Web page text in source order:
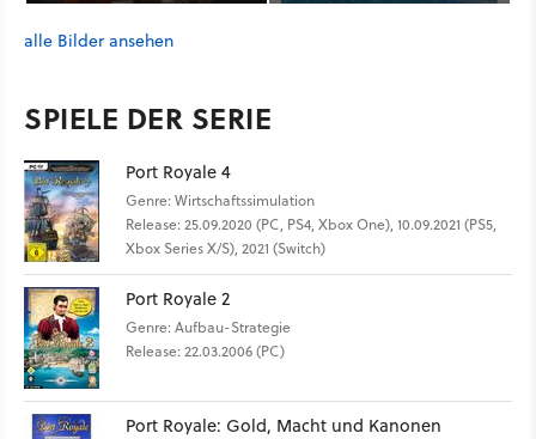
alle Bilder ansehen
SPIELE DER SERIE
Port Royale 4
Genre: Wirtschaftssimulation
Release: 25.09.2020 (PC, PS4, Xbox One), 10.09.2021 (PS5,
Xbox Series X/S), 2021 (Switch)
Port Royale 2
Genre: Aufbau-Strategie
Release: 22.03.2006 (PC)
Port Royale: Gold, Macht und Kanonen